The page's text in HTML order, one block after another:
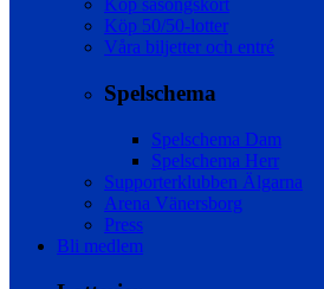
Köp säsongskort
Köp 50/50-lotter
Våra biljetter och entré
Spelschema
Spelschema Dam
Spelschema Herr
Supporterklubben Älgarna
Arena Vänersborg
Press
Bli medlem